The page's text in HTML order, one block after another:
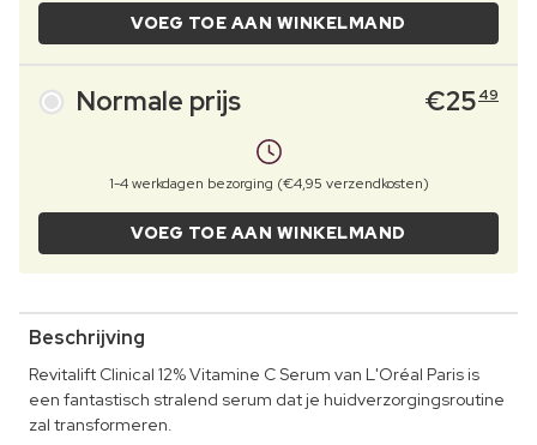
VOEG TOE AAN WINKELMAND
Normale prijs €25 49
1-4 werkdagen bezorging (€4,95 verzendkosten)
VOEG TOE AAN WINKELMAND
Beschrijving
Revitalift Clinical 12% Vitamine C Serum van L'Oréal Paris is
een fantastisch stralend serum dat je huidverzorgingsroutine
zal transformeren.